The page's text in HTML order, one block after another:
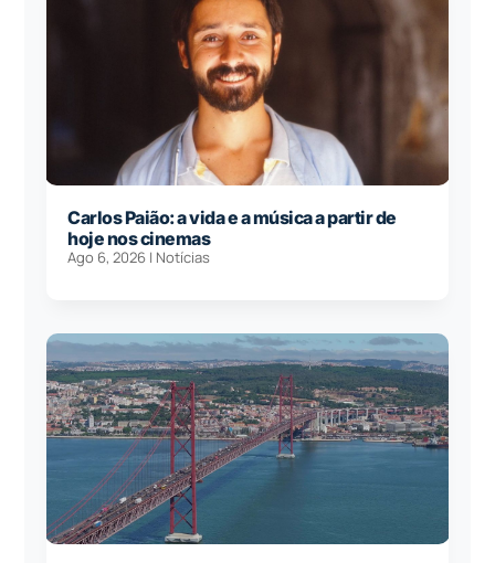
Carlos Paião: a vida e a música a partir de
hoje nos cinemas
Ago 6, 2026 | Notícias